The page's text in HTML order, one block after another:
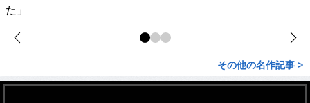
た」
その他の名作記事 >